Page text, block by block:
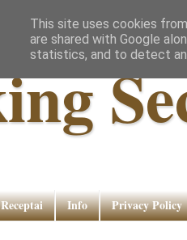
Receptai Info Privacy Policy
This site uses cookies
are shared with Google
statistics, and to detect